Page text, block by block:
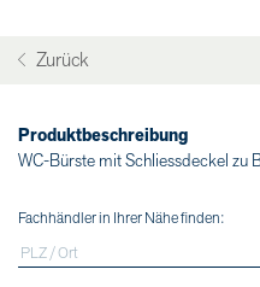
Zurück
Produktbeschreibung
WC-Bürste mit Schliessdeckel zu
Fachhändler in Ihrer Nähe finden: